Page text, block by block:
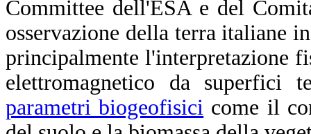
Committee dell'ESA e del
osservazione della terra italiane
principalmente l'interpretazione
elettromagnetico da superfici
parametri biogeofisici come il